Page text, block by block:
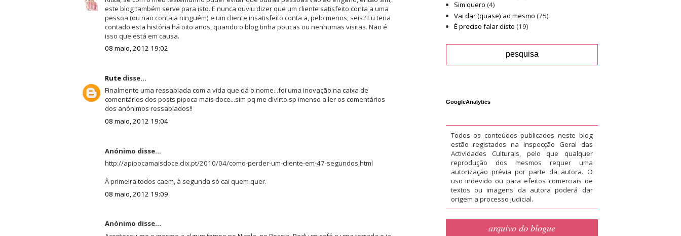
este blog também serve para isto. E nunca ouviu dizer que um cliente satisfeito conta a uma
pessoa (ou não conta a ninguém) e um cliente insatisfeito conta a, pelo menos, seis? Eu teria
contado esta história há oito anos, quando o blog tinha poucas ou nenhumas visitas. Não é
isso que está em causa.
08 maio, 2012 19:02
Rutedisse...
Finalmente uma ressabiada com a vida que dá o nome...foi uma inovação na caixa de
comentários dos posts pipoca mais doce...sim pq me divirto sp imenso a ler os comentários
dos anónimos ressabiados!!
08 maio, 2012 19:04
Anónimo disse...
http://apipocamaisdoce.clix.pt/2010/04/como-perder-um-cliente-em-47-segundos.html
À primeira todos caem, à segunda só cai quem quer.
08 maio, 2012 19:09
Anónimo disse...
Sim quero (4)
Vai dar (quase) ao mesmo (75)
É preciso falar disto (19)
GoogleAnalytics
Todos os conteúdos publicados neste blog
estão registados na Inspecção Geral das
Actividades Culturais, pelo que qualquer
reprodução dos mesmos requer uma
autorização prévia por parte da autora. O
uso indevido ou para efeitos comerciais de
textos ou imagens da autora poderá dar
origem a processo judicial.
arquivo do blogue